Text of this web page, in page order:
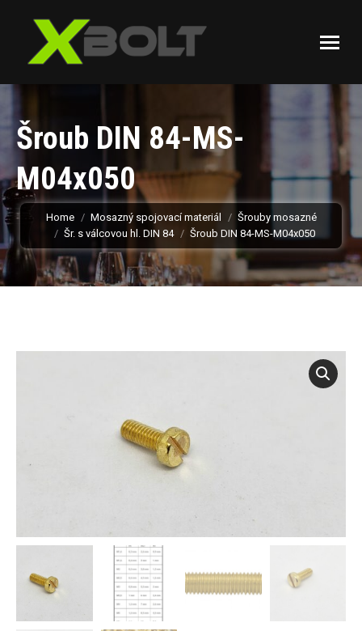
Šroub DIN 84-MS-
M04x050
You are here:
Home Mosazný spojovací materiál
Šrouby mosazné
Šr. s válcovou hl. DIN 84
Šroub DIN 84-MS-M04x050